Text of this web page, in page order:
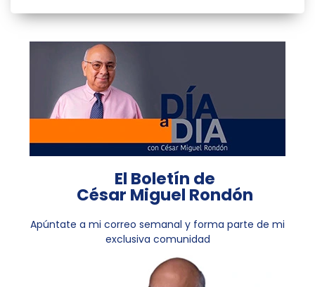
El Boletín de
César Miguel Rondón
Apúntate a mi correo semanal y forma parte de mi
exclusiva comunidad